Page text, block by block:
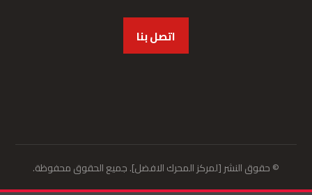
اتصل بنا
© حقوق النشر [لمركز المحرك الافضل]. جميع الحقوق محفوظة.